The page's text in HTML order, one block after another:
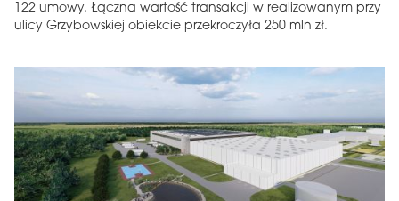
122 umowy. Łączna wartość transakcji w realizowanym przy
ulicy Grzybowskiej obiekcie przekroczyła 250 mln zł.